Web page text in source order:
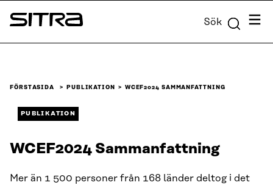
Skip to
content
Sitra Sök Meny
FÖRSTASIDA PUBLIKATION WCEF2024 SAMMANFATTNING
PUBLIKATION
WCEF2024 Sammanfattning
Mer än 1 500 personer från 168 länder deltog i det